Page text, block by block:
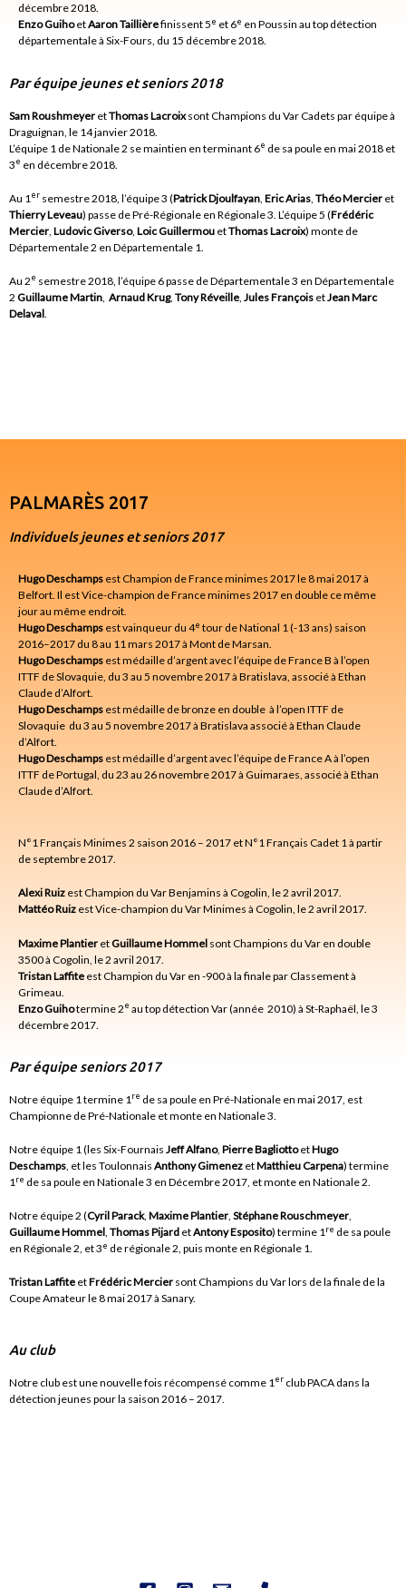
décembre 2018.
Enzo GuihoetAaron Taillièrefinissent 5e et 6e en Poussin au top détection
départementale à Six-Fours, du 15 décembre 2018.
Par équipe jeunes et seniors 2018
Sam Roushmeyer etThomas Lacroixsont Champions du Var Cadets par équipe à
Draguignan, le 14 janvier 2018.
L’équipe 1 de Nationale 2 se maintien en terminant 6e de sa poule en mai 2018 et
3e en décembre 2018.
Au 1 er semestre 2018, l’équipe 3 (Patrick Djoulfayan Eric Arias Théo Mercier et
Thierry Leveau) passe de Pré-Régionale en Régionale 3. L’équipe 5 (Frédéric
Mercier Ludovic Giverso, Loic Guillermou etThomas Lacroix) monte de
Départementale 2 en Départementale 1.
Au 2e semestre 2018, l’équipe 6 passe de Départementale 3 en Départementale
2 Guillaume Martin Arnaud Krug, Tony Réveille Jules François etJean Marc
Delaval
PALMARÈS 2017
Individuels jeunes et seniors 2017
Hugo Deschamps est Champion de France minimes 2017 le 8 mai 2017 à
Belfort. Il est Vice-champion de France minimes 2017 en double ce même
jour au même endroit.
Hugo Deschamps est vainqueur du 4e tour de National 1 (-13 ans) saison
2016–2017 du 8 au 11 mars 2017 à Mont de Marsan.
Hugo Deschamps est médaille d’argent avec l’équipe de France B à l’open
ITTF de Slovaquie, du 3 au 5 novembre 2017 à Bratislava, associé à Ethan
Claude d’Alfort.
Hugo Deschamps est médaille de bronze en double à l’open ITTF de
Slovaquie du 3 au 5 novembre 2017 à Bratislava associé à Ethan Claude
d’Alfort.
Hugo Deschamps est médaille d’argent avec l’équipe de France A à l’open
ITTF de Portugal, du 23 au 26 novembre 2017 à Guimaraes, associé à Ethan
Claude d’Alfort.
N°1 Français Minimes 2 saison 2016 – 2017 et N°1 Français Cadet 1 à partir
de septembre 2017.
Alexi Ruiz est Champion du Var Benjamins à Cogolin, le 2 avril 2017.
Mattéo Ruiz est Vice-champion du Var Minimes à Cogolin, le 2 avril 2017.
Maxime Plantier etGuillaume Hommel sont Champions du Var en double
3500 à Cogolin, le 2 avril 2017.
Tristan Laffite est Champion du Var en -900 à la finale par Classement à
Grimeau.
Enzo Guihotermine 2e au top détection Var (année 2010) à St-Raphaël, le 3
décembre 2017.
Par équipe seniors 2017
Notre équipe 1 termine 1 re de sa poule en Pré-Nationale en mai 2017, est
Championne de Pré-Nationale et monte en Nationale 3.
Notre équipe 1 (les Six-Fournais Jeff Alfano, Pierre BagliottoetHugo
Deschamps, et les Toulonnais Anthony Gimenez etMatthieu Carpena) termine
1re de sa poule en Nationale 3 en Décembre 2017, et monte en Nationale 2.
Notre équipe 2 (Cyril Parack, Maxime Plantier, Stéphane Rouschmeyer,
Guillaume Hommel, Thomas Pijard etAntony Esposito) termine 1re de sa poule
en Régionale 2, et 3e de régionale 2, puis monte en Régionale 1.
Tristan Laffite etFrédéric Mercier sont Champions du Var lors de la finale de la
Coupe Amateur le 8 mai 2017 à Sanary.
Au club
Notre club est une nouvelle fois récompensé comme 1 er club PACA dans la
détection jeunes pour la saison 2016 – 2017.